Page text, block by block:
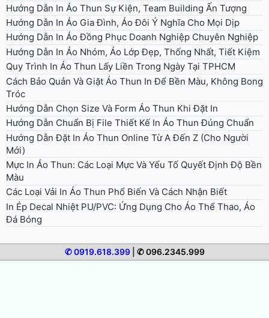
✆ 0919.618.399| ✆ 096.2345.999
Hướng Dẫn In Áo Thun Sự Kiện, Team Building Ấn Tượng
Hướng Dẫn In Áo Gia Đình, Áo Đôi Ý Nghĩa Cho Mọi Dịp
Hướng Dẫn In Áo Đồng Phục Doanh Nghiệp Chuyên Nghiệp
Hướng Dẫn In Áo Nhóm, Áo Lớp Đẹp, Thống Nhất, Tiết Kiệm
Quy Trình In Áo Thun Lấy Liền Trong Ngày Tại TPHCM
Cách Bảo Quản Và Giặt Áo Thun In Để Bền Màu, Không Bong
Tróc
Hướng Dẫn Chọn Size Và Form Áo Thun Khi Đặt In
Hướng Dẫn Chuẩn Bị File Thiết Kế In Áo Thun Đúng Chuẩn
Hướng Dẫn Đặt In Áo Thun Online Từ A Đến Z (Cho Người
Mới)
Mực In Áo Thun: Các Loại Mực Và Yếu Tố Quyết Định Độ Bền
Màu
Các Loại Vải In Áo Thun Phổ Biến Và Cách Nhận Biết
In Ép Decal Nhiệt PU/PVC: Ứng Dụng Cho Áo Thể Thao, Áo
Đá Bóng